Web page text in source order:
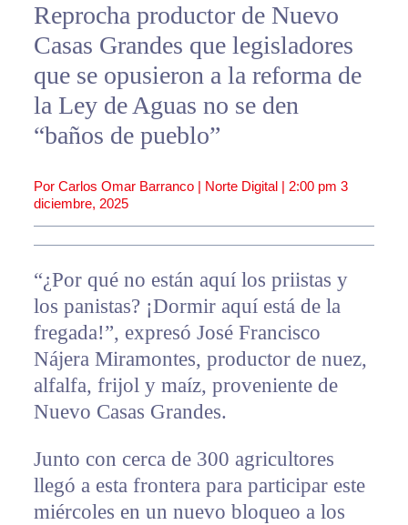
Reprocha productor de Nuevo
Casas Grandes que legisladores
que se opusieron a la reforma de
la Ley de Aguas no se den
“baños de pueblo”
Por Carlos Omar Barranco | Norte Digital | 2:00 pm 3
diciembre, 2025
“¿Por qué no están aquí los priistas y
los panistas? ¡Dormir aquí está de la
fregada!”, expresó José Francisco
Nájera Miramontes, productor de nuez,
alfalfa, frijol y maíz, proveniente de
Nuevo Casas Grandes.
Junto con cerca de 300 agricultores
llegó a esta frontera para participar este
miércoles en un nuevo bloqueo a los